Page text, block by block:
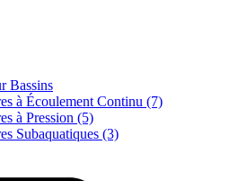
Bassins
à Écoulement Continu (7)
à Pression (5)
Subaquatiques (3)